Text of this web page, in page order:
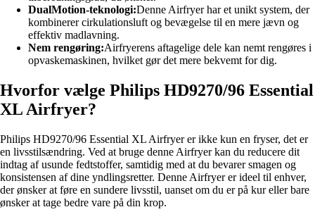
DualMotion-teknologi:Denne Airfryer har et unikt system, der
kombinerer cirkulationsluft og bevægelse til en mere jævn og
effektiv madlavning.
Nem rengøring:Airfryerens aftagelige dele kan nemt rengøres i
opvaskemaskinen, hvilket gør det mere bekvemt for dig.
Hvorfor vælge Philips HD9270/96 Essential
XL Airfryer?
Philips HD9270/96 Essential XL Airfryer er ikke kun en fryser, det er
en livsstilsændring. Ved at bruge denne Airfryer kan du reducere dit
indtag af usunde fedtstoffer, samtidig med at du bevarer smagen og
konsistensen af dine yndlingsretter. Denne Airfryer er ideel til enhver,
der ønsker at føre en sundere livsstil, uanset om du er på kur eller bare
ønsker at tage bedre vare på din krop.